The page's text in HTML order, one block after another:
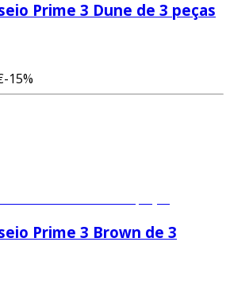
Prime 3 Dune de 3 peças
-15%
Prime 3 Brown de 3